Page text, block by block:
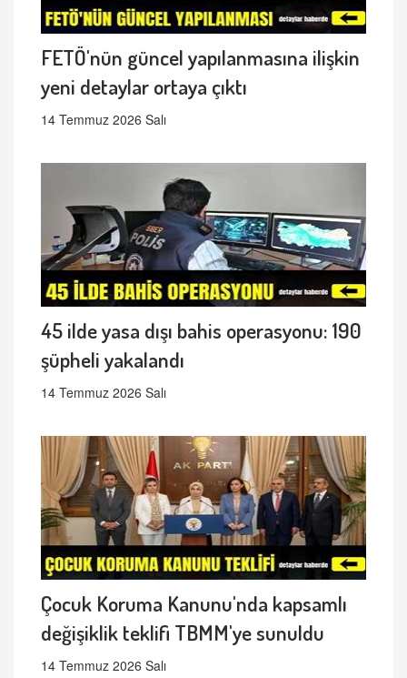
FETÖ'nün güncel yapılanmasına ilişkin
yeni detaylar ortaya çıktı
14 Temmuz 2026 Salı
45 ilde yasa dışı bahis operasyonu: 190
şüpheli yakalandı
14 Temmuz 2026 Salı
Çocuk Koruma Kanunu'nda kapsamlı
değişiklik teklifi TBMM'ye sunuldu
14 Temmuz 2026 Salı